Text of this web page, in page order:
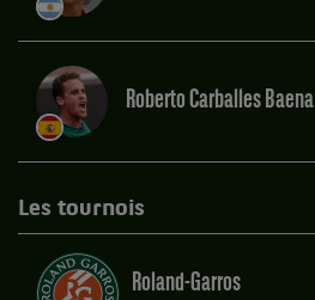
Roberto Carballes Baena
Les tournois
Roland-Garros